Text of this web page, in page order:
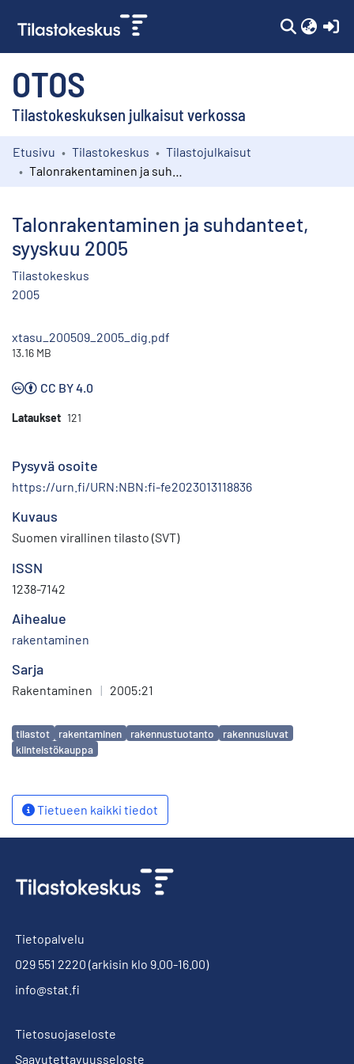
OTOS
Tilastokeskuksen julkaisut verkossa
Kokoelmat
Etusivu Tilastokeskus
Tilastojulkaisut
Talonrakentaminen ja suhdanteet,
syyskuu 2005
Tilastokeskus
2005
xtasu_200509_2005_dig.pdf
13.16 MB
CC BY 4.0
Lataukset 121
Pysyvä osoite
https://urn.fi/URN:NBN:fi-fe2023013118836
Kuvaus
Suomen virallinen tilasto (SVT)
ISSN
1238-7142
Aihealue
rakentaminen
Sarja
Rakentaminen | 2005:21
Avainsanat
tilastot rakentaminen rakennustuotanto
rakennusluvat
kiinteistökauppa
Tietueen kaikki tiedot
Tietopalvelu
029 551 2220 (arkisin klo 9.00-16.00)
info@stat.fi
Tietosuojaseloste
Saavutettavuusseloste